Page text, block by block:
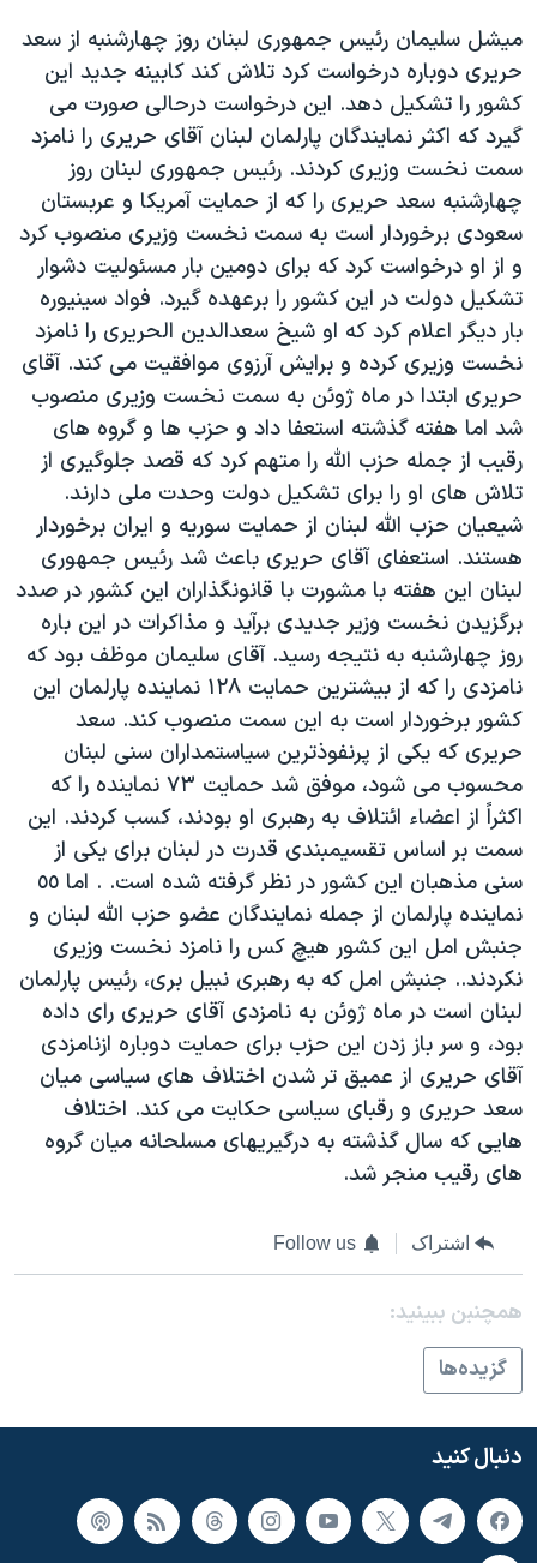
ميشل سليمان رئيس جمهوری لبنان روز چهارشنبه از سعد
حريری دوباره درخواست کرد تلاش کند کابينه جديد اين
کشور را تشکيل دهد. اين درخواست درحالی صورت می
گيرد که اکثر نمايندگان پارلمان لبنان آقای حريری را نامزد
سمت نخست وزيری کردند. رئيس جمهوری لبنان روز
چهارشنبه سعد حريری را که از حمايت آمريکا و عربستان
سعودی برخوردار است به سمت نخست وزيری منصوب کرد
و از او درخواست کرد که برای دومين بار مسئوليت دشوار
تشکيل دولت در اين کشور را برعهده گيرد. فواد سينيوره
بار ديگر اعلام کرد که او شيخ سعدالدين الحريری را نامزد
نخست وزيری کرده و برايش آرزوی موافقيت می کند. آقای
حريری ابتدا در ماه ژوئن به سمت نخست وزيری منصوب
شد اما هفته گذشته استعفا داد و حزب ها و گروه های
رقيب از جمله حزب الله را متهم کرد که قصد جلوگيری از
تلاش های او را برای تشکيل دولت وحدت ملی دارند.
شيعيان حزب الله لبنان از حمايت سوريه و ايران برخوردار
هستند. استعفای آقای حريری باعث شد رئيس جمهوری
لبنان اين هفته با مشورت با قانونگذاران اين کشور در صدد
برگزيدن نخست وزير جديدی برآيد و مذاکرات در اين باره
روز چهارشنبه به نتيجه رسيد. آقای سليمان موظف بود که
نامزدی را که از بيشترين حمايت ١٢٨ نماينده پارلمان اين
کشور برخوردار است به اين سمت منصوب کند. سعد
حريری که يکی از پرنفوذترين سياستمداران سنی لبنان
محسوب می شود، موفق شد حمايت ٧٣ نماينده را که
اکثراً از اعضاء ائتلاف به رهبری او بودند، کسب کردند. اين
سمت بر اساس تقسيمبندی قدرت در لبنان برای يکی از
سنی مذهبان اين کشور در نظر گرفته شده است. . اما ٥٥
نماينده پارلمان از جمله نمايندگان عضو حزب الله لبنان و
جنبش امل اين کشور هيچ کس را نامزد نخست وزيری
نکردند.. جنبش امل که به رهبری نبيل بری، رئيس پارلمان
لبنان است در ماه ژوئن به نامزدی آقای حريری رای داده
بود، و سر باز زدن اين حزب برای حمايت دوباره ازنامزدی
آقای حريری از عميق تر شدن اختلاف های سياسی ميان
سعد حريری و رقبای سياسی حکايت می کند. اختلاف
هايی که سال گذشته به درگيريهای مسلحانه ميان گروه
های رقيب منجر شد.
اشتراک Follow us
همچنبن ببینید:
گزيده‌ها
دنبال کنید